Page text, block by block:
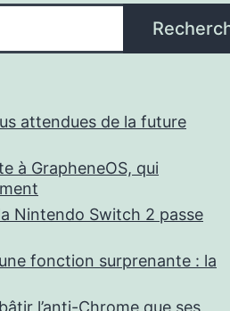
attendues de la future
à GrapheneOS, qui
Nintendo Switch 2 passe
fonction surprenante : la
l’anti-Chrome que ses